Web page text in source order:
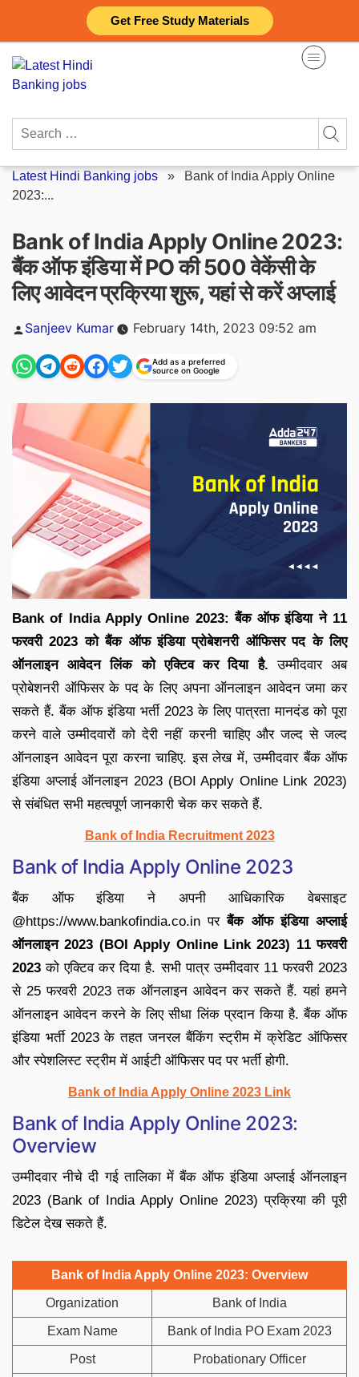
Get Free Study Materials
content
Search
Latest Hindi Banking jobs » Bank of India Apply Online
2023:...
Bank of India Apply Online 2023:
बैंक ऑफ इंडिया में PO की 500 वेकेंसी के
लिए आवेदन प्रक्रिया शुरू, यहां से करें अप्लाई
Posted
Sanjeev Kumar February 14th, 2023 09:52 am
Add as a preferred
source on Google
Bank of India Apply Online 2023: बैंक ऑफ इंडिया ने 11
फरवरी 2023 को बैंक ऑफ इंडिया प्रोबेशनरी ऑफिसर पद के लिए
ऑनलाइन आवेदन लिंक को एक्टिव कर दिया है.उम्मीदवार अब
प्रोबेशनरी ऑफिसर के पद के लिए अपना ऑनलाइन आवेदन जमा कर
सकते हैं. बैंक ऑफ इंडिया भर्ती 2023 के लिए पात्रता मानदंड को पूरा
करने वाले उम्मीदवारों को देरी नहीं करनी चाहिए और जल्द से जल्द
ऑनलाइन आवेदन पूरा करना चाहिए. इस लेख में, उम्मीदवार बैंक ऑफ
इंडिया अप्लाई ऑनलाइन 2023 (BOI Apply Online Link 2023)
से संबंधित सभी महत्वपूर्ण जानकारी चेक कर सकते हैं.
Bank of India Recruitment 2023
Bank of India Apply Online 2023
बैंक ऑफ इंडिया ने अपनी आधिकारिक वेबसाइट
@https://www.bankofindia.co.in परबैंक ऑफ इंडिया अप्लाई
ऑनलाइन 2023 (BOI Apply Online Link 2023) 11 फरवरी
2023 को एक्टिव कर दिया है. सभी पात्र उम्मीदवार 11 फरवरी 2023
से 25 फरवरी 2023 तक ऑनलाइन आवेदन कर सकते हैं. यहां हमने
ऑनलाइन आवेदन करने के लिए सीधा लिंक प्रदान किया है. बैंक ऑफ
इंडिया भर्ती 2023 के तहत जनरल बैंकिंग स्ट्रीम में क्रेडिट ऑफिसर
और स्पेशलिस्ट स्ट्रीम में आईटी ऑफिसर पद पर भर्ती होगी.
Bank of India Apply Online 2023 Link
Bank of India Apply Online 2023:
Overview
उम्मीदवार नीचे दी गई तालिका में बैंक ऑफ इंडिया अप्लाई ऑनलाइन
2023 (Bank of India Apply Online 2023) प्रक्रिया की पूरी
डिटेल देख सकते हैं.
Bank of India Apply Online 2023: Overview
Organization Bank of India
Exam Name Bank of India PO Exam 2023
Post Probationary Officer